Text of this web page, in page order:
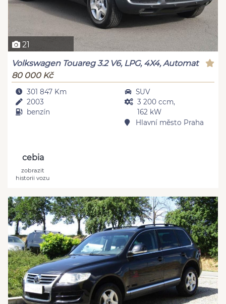
21
Volkswagen Touareg 3.2 V6, LPG, 4X4, Automat
80 000 Kč
301 847 Km
2003
benzín
SUV
3 200 ccm,
162 kW
Hlavní město Praha
cebia
zobrazit
historii vozu